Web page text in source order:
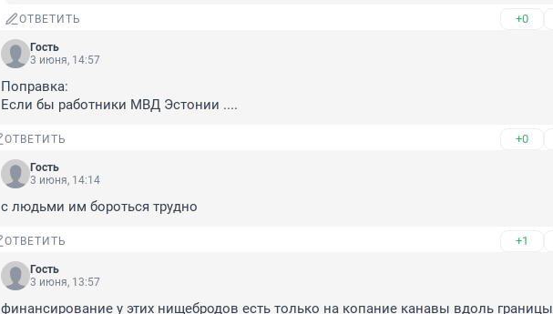
ОТВЕТИТЬ +0
Гость
3 июня, 14:57
Поправка:
Если бы работники МВД Эстонии ....
ОТВЕТИТЬ +0
Гость
3 июня, 14:14
с людьми им бороться трудно
ОТВЕТИТЬ +1
Гость
3 июня, 13:57
финансирование у этих нищебродов есть только на копание канавы вдоль границы